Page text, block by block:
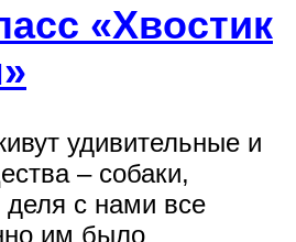
«Хвостик
удивительные и
– собаки,
с нами все
им было